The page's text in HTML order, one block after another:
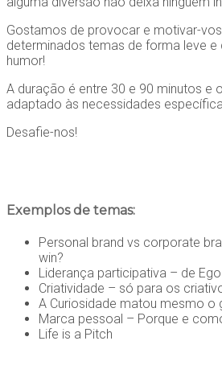
Gostamos de provocar e motivar-
determinados temas de forma leve
humor!
A duração é entre 30 e 90 minutos e
adaptado às necessidades
Desafie-nos!
Exemplos de temas:
Personal brand vs corporate
win?
Liderança participativa – de
Criatividade – só para os
A Curiosidade matou mesmo o
Marca pessoal – Porque e
Life is a Pitch